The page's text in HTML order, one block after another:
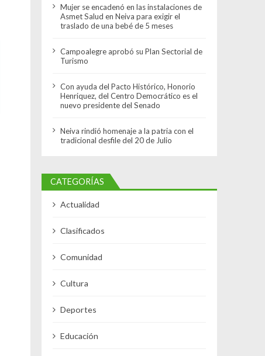
Mujer se encadenó en las instalaciones de
Asmet Salud en Neiva para exigir el
traslado de una bebé de 5 meses
Campoalegre aprobó su Plan Sectorial de
Turismo
Con ayuda del Pacto Histórico, Honorio
Henriquez, del Centro Democrático es el
nuevo presidente del Senado
Neiva rindió homenaje a la patria con el
tradicional desfile del 20 de Julio
CATEGORÍAS
Actualidad
Clasificados
Comunidad
Cultura
Deportes
Educación